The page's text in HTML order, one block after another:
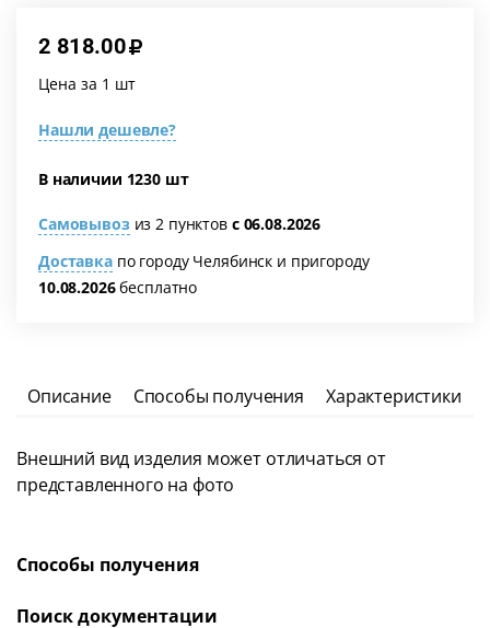
2 818.00
Нашли дешевле?
Цена за 1 шт
В наличии 1230 шт
Самовывоз из 2 пунктов с 06.08.2026
Доставкапо городу Челябинск и пригороду
10.08.2026бесплатно
Описание Характеристики
Способы получения
Внешний вид изделия может отличаться от
представленного на фото
Способы получения
Поиск документации